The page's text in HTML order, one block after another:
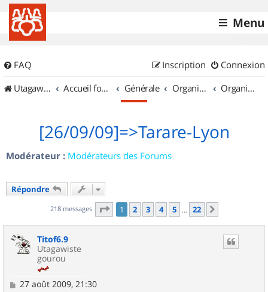
Menu
FAQ Connexion
Inscription
UtagawaVTT (Randos VTT et VTTAE avec traces GPS)
Accueil forum Générale Organisation de sorties & Recherche de partenaires Organisation de sorties en région Rhône Alpes
[26/09/09]=>Tarare-Lyon
Modérateur : Modérateurs des Forums
Répondre
218 messages Page 1sur
1 2 3 4 5 … 22
Titof6.9
Utagawiste
gourou
M
27 août 2009, 21:30